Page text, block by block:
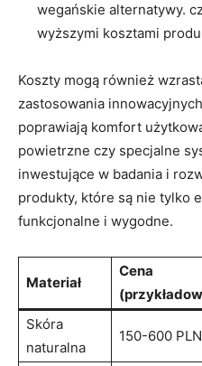
wegańskie‌ alternatywy.​
⁣wyższymi kosztami
Koszty mogą⁤ również‌
zastosowania
poprawiają ‌komfort
powietrzne czy specjalne
inwestujące‍ w badania i
produkty, ⁤które są nie tylko
funkcjonalne i wygodne.
Materiał
Cena
Skóra
naturalna
150-600 ⁣PLN